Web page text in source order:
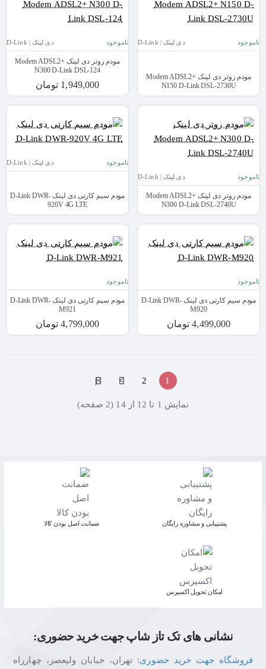
ناموجود دی لینک | D-Link
مودم روتر دی لینک Modem ADSL2+
N150 D-Link DSL-2730U
ناموجود دی لینک | D-Link
مودم روتر دی لینک Modem ADSL2+
N300 D-Link DSL-124
1,949,000 تومان
ناموجود دی لینک | D-Link
مودم روتر دی لینک Modem ADSL2+
N300 D-Link DSL-2740U
ناموجود دی لینک | D-Link
مودم سیم کارتی دی لینک D-Link DWR-
920V 4G LTE
ناموجود
مودم سیم کارتی دی لینک D-Link DWR-
M920
4,499,000 تومان
ناموجود
مودم سیم کارتی دی لینک D-Link DWR-
M921
4,799,000 تومان
1
2
>
>|
نمايش 1 تا 12 از 14 (2 صفحه)
پشتیبانی و مشاوره رایگان ﺿﻤﺎﻧﺖ اﺻﻞ ﺑﻮدن ﮐﺎﻟﺎ
اﻣﮑﺎن ﺗﺤﻮﯾﻞ اﮐﺴﭙﺮس
نشانی های تک تاز شاپ جهت خرید حضوری:
فروشگاه جهت خرید حضوری: تهران، خیابان ولیعصر، چهارراه